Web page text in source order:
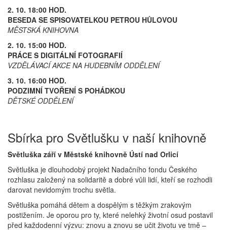
2. 10. 18:00 HOD.
BESEDA SE SPISOVATELKOU PETROU HŮLOVOU
MĚSTSKÁ KNIHOVNA
2. 10. 15:00 HOD.
PRÁCE S DIGITÁLNÍ FOTOGRAFIÍ
VZDĚLÁVACÍ AKCE NA HUDEBNÍM ODDĚLENÍ
3. 10. 16:00 HOD.
PODZIMNÍ TVOŘENÍ S POHÁDKOU
DĚTSKÉ ODDĚLENÍ
Sbírka pro Světlušku v naší knihovně
Světluška září v Městské knihovně Ústí nad Orlicí
Světluška je dlouhodobý projekt Nadačního fondu Českého
rozhlasu založený na solidaritě a dobré vůli lidí, kteří se rozhodli
darovat nevidomým trochu světla.
Světluška pomáhá dětem a dospělým s těžkým zrakovým
postižením. Je oporou pro ty, které nelehký životní osud postavil
před každodenní výzvu: znovu a znovu se učit životu ve tmě –